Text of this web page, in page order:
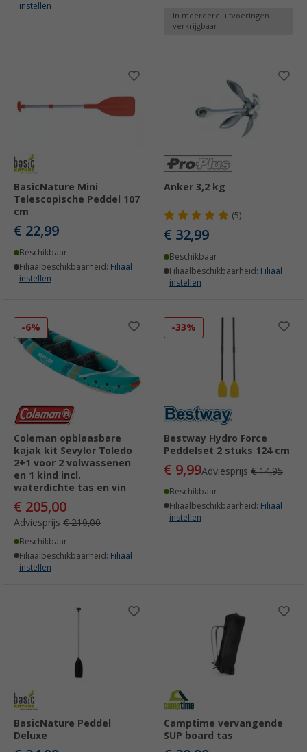
instellen
In meerdere uitvoeringen
verkrijgbaar
BasicNature Mini
Telescopische Peddel 107
cm
€ 22,99
Beschikbaar
Filiaalbeschikbaarheid: Filiaal
instellen
Anker 3,2 kg
(5)
€ 32,99
Beschikbaar
Filiaalbeschikbaarheid: Filiaal
instellen
-6%
Coleman opblaasbare
kajak kit Sevylor Toledo
2+1 voor 2 volwassenen
en 1 kind incl.
waterdichte tas en vin
€ 205,00
Adviesprijs € 219,00
Beschikbaar
Filiaalbeschikbaarheid: Filiaal
instellen
-33%
Bestway Hydro Force
Peddelset 2 stuks 124 cm
€ 9,99Adviesprijs € 14,95
Beschikbaar
Filiaalbeschikbaarheid: Filiaal
instellen
BasicNature Peddel
Deluxe
Camptime vervangende
SUP board tas